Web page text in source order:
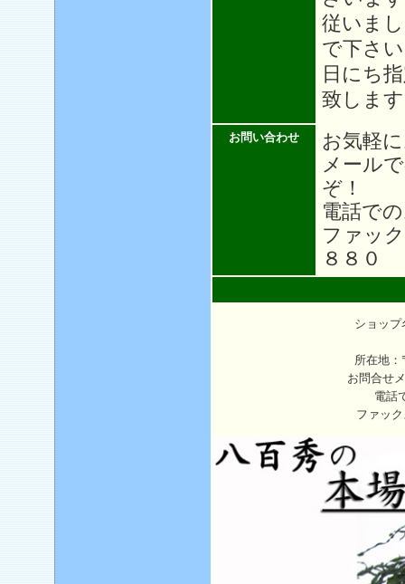
従いま
で下さ
日にち
致しま
お問い合わせ
お気軽
メール
ぞ！
電話で
ファッ
８８０
ショッ
所在地
お問合せ
電話
ファッ